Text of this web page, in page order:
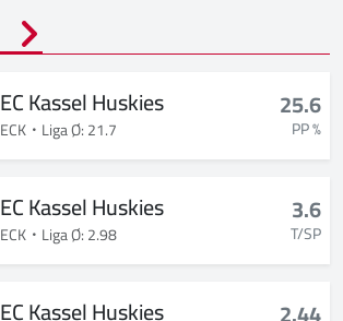
EC Kassel Huskies
ECK Liga Ø: 21.7
25.6
PP %
EC Kassel Huskies
ECK Liga Ø: 2.98
3.6
T/SP
EC Kassel Huskies